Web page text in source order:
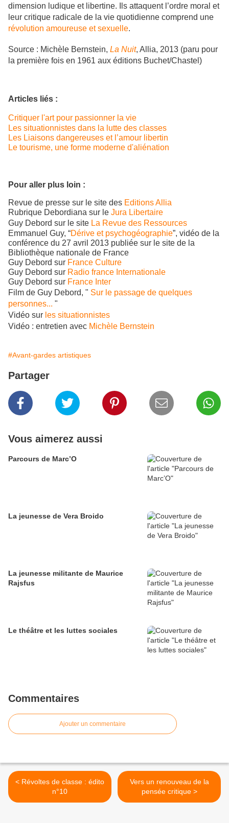
dimension ludique et libertine. Ils attaquent l’ordre moral et
leur critique radicale de la vie quotidienne comprend une
révolution amoureuse et sexuelle.
Source : Michèle Bernstein, La Nuit, Allia, 2013 (paru pour
la première fois en 1961 aux éditions Buchet/Chastel)
Articles liés :
Critiquer l'art pour passionner la vie
Les situationnistes dans la lutte des classes
Les Liaisons dangereuses et l’amour libertin
Le tourisme, une forme moderne d'aliénation
Pour aller plus loin :
Revue de presse sur le site des Editions Allia
Rubrique Debordiana sur le Jura Libertaire
Guy Debord sur le site La Revue des Ressources
Emmanuel Guy, “Dérive et psychogéographie”, vidéo de la
conférence du 27 avril 2013 publiée sur le site de la
Bibliothèque nationale de France
Guy Debord sur France Culture
Guy Debord sur Radio france Internationale
Guy Debord sur France Inter
Film de Guy Debord, " Sur le passage de quelques
personnes... "
Vidéo sur les situationnistes
Vidéo : entretien avec Michèle Bernstein
#Avant-gardes artistiques
Partager
Vous aimerez aussi
Parcours de Marc’O
La jeunesse de Vera Broido
La jeunesse militante de Maurice
Rajsfus
Le théâtre et les luttes sociales
Commentaires
Ajouter un commentaire
< Révoltes de classe : édito
n°10
Vers un renouveau de la
pensée critique >